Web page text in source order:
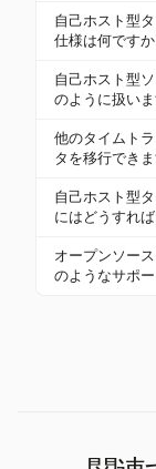
ストールガイ
ス、およびア
準拠を確保
抑えます。
小規模チーム
なプロジェ
ムトラッキ
らの機能は、
ラッキング
自己ホスト型
仕様は何ですか
自己ホスト
セットアッ
場合、4つ以
び100GB以
くの同時ユー
す。
自己ホスト型
のように扱いま
自己ホスト型
よび静止中
セキュリテ
イルもセキュ
他のタイムト
タを移行でき
はい、多くの
ルは、既存
る形式でデ
アップにイン
自己ホスト型
にはどうすれ
多くの自己ホ
プロジェクト
オープンソー
のようなサポ